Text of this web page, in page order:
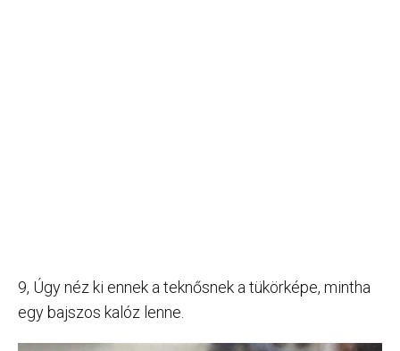
9, Úgy néz ki ennek a teknősnek a tükörképe, mintha
egy bajszos kalóz lenne.